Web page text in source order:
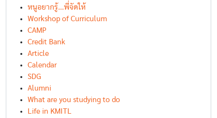
หนูอยากรู้...พี่จัดให้
Workshop of Curriculum
CAMP
Credit Bank
Article
Calendar
SDG
Alumni
What are you studying to do
Life in KMITL